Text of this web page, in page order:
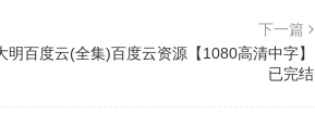
下一篇
明百度云(全集)百度云资源【1080高清中字】
已完结